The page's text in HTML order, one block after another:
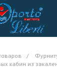
/
кабин из